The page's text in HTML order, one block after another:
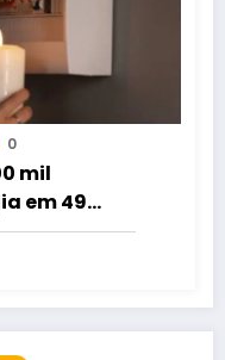
0
mil
em 49